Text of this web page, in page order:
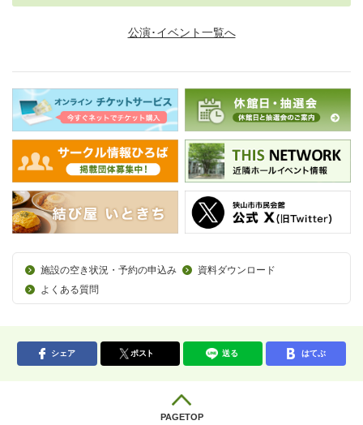
公演･イベント一覧へ
施設の空き状況・予約の申込み
資料ダウンロード
よくある質問
シェア ポスト 送る はてぶ
PAGETOP